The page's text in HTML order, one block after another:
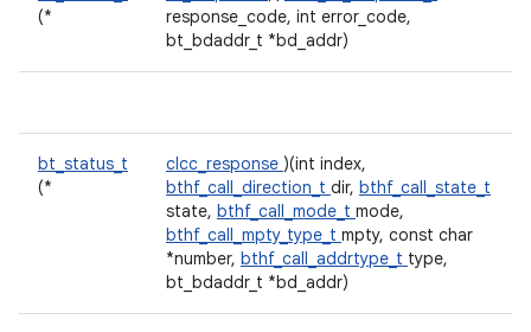
(*
response_code, int error_code,
bt_bdaddr_t *bd_addr)
bt_status_t
(*
clcc_response )(int index,
bthf_call_direction_t dir, bthf_call_state_t
state, bthf_call_mode_t mode,
bthf_call_mpty_type_t mpty, const char
*number, bthf_call_addrtype_t type,
bt_bdaddr_t *bd_addr)